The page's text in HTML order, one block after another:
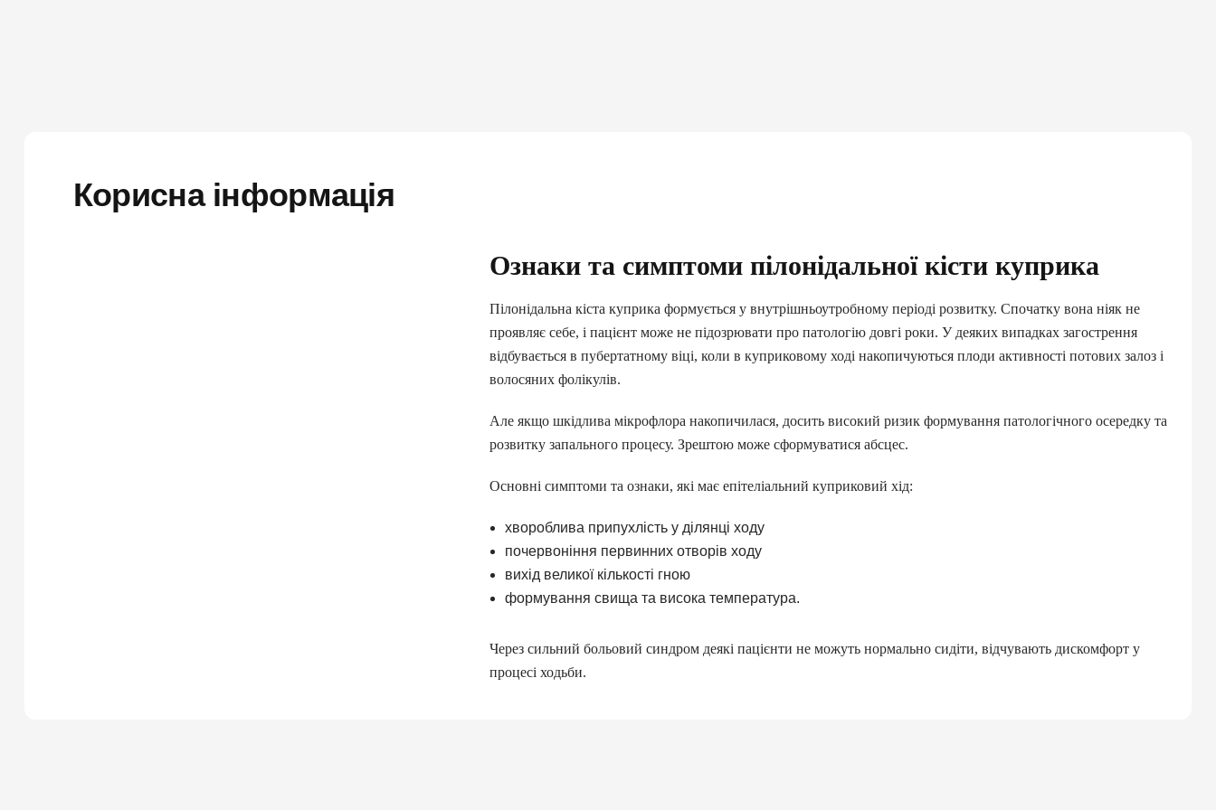
Корисна інформація
Ознаки та симптоми пілонідальної кісти куприка
Пілонідальна кіста куприка формується у внутрішньоутробному періоді розвитку. Спочатку вона ніяк не
проявляє себе, і пацієнт може не підозрювати про патологію довгі роки. У деяких випадках загострення
відбувається в пубертатному віці, коли в куприковому ході накопичуються плоди активності потових залоз і
волосяних фолікулів.
Але якщо шкідлива мікрофлора накопичилася, досить високий ризик формування патологічного осередку та
розвитку запального процесу. Зрештою може сформуватися абсцес.
Основні симптоми та ознаки, які має епітеліальний куприковий хід:
хвороблива припухлість у ділянці ходу
почервоніння первинних отворів ходу
вихід великої кількості гною
формування свища та висока температура.
Через сильний больовий синдром деякі пацієнти не можуть нормально сидіти, відчувають дискомфорт у
процесі ходьби.